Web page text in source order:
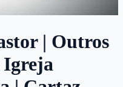
| Outros
Igreja